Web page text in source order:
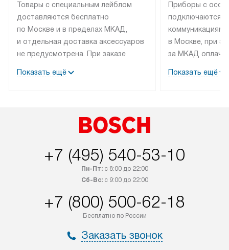
Товары с специальным лейблом
доставляются бесплатно
по Москве и в пределах МКАД,
и отдельная доставка аксессуаров
не предусмотрена. При заказе
рекомендуем обсудить
со статусом «В наличии» могут
быть отправлены покупателю
интересен товар «Под заказ»,
обсудите возможность его
приобретения с менеджером сайта.
доставляются бесплатно
по Москве в пределах МКАД,
не предусмотрена.
Показать ещё
Приборы с
подключаются к
коммуникациям
в Москве, при
за МКАД
партнера
по монтажу
материалы.
Показать ещё
+7 (495) 540-53-10
Пн-Пт:с 8:00 до 22:00
Сб-Вс:с 9:00 до 22:00
+7 (800) 500-62-18
Бесплатно по России
Заказать звонок